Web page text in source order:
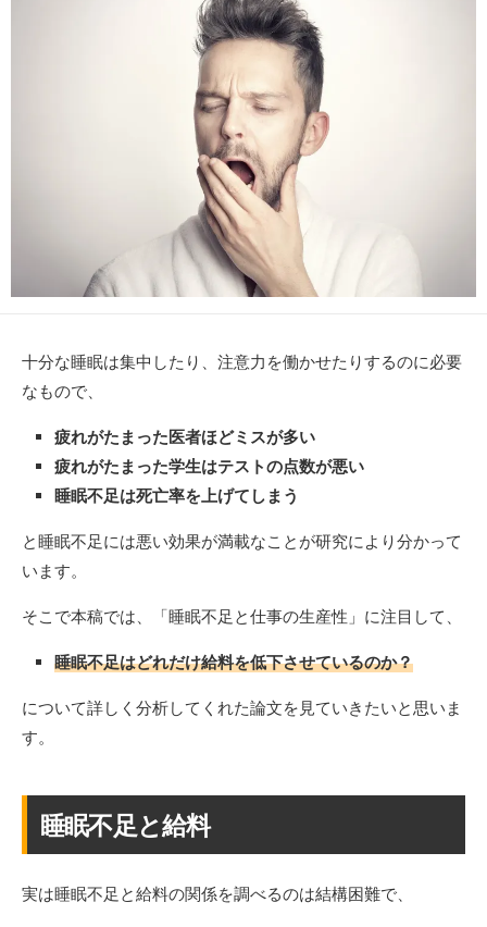
十分な睡眠は集中したり、注意力を働かせたりするのに必要
なもので、
疲れがたまった医者ほどミスが多い
疲れがたまった学生はテストの点数が悪い
睡眠不足は死亡率を上げてしまう
と睡眠不足には悪い効果が満載なことが研究により分かって
います。
そこで本稿では、「睡眠不足と仕事の生産性」に注目して、
睡眠不足はどれだけ給料を低下させているのか？
について詳しく分析してくれた論文を見ていきたいと思いま
す。
睡眠不足と給料
実は睡眠不足と給料の関係を調べるのは結構困難で、